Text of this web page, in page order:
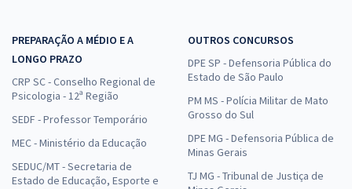
PREPARAÇÃO A MÉDIO E A
LONGO PRAZO
CRP SC - Conselho Regional de
Psicologia - 12ª Região
SEDF - Professor Temporário
MEC - Ministério da Educação
SEDUC/MT - Secretaria de
Estado de Educação, Esporte e
OUTROS CONCURSOS
DPE SP - Defensoria Pública do
Estado de São Paulo
PM MS - Polícia Militar de Mato
Grosso do Sul
DPE MG - Defensoria Pública de
Minas Gerais
TJ MG - Tribunal de Justiça de